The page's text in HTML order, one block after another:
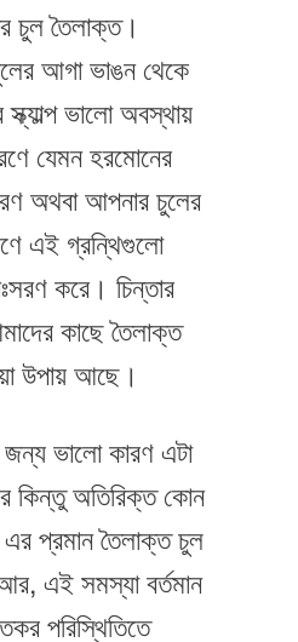
চুল তৈলাক্ত।
আগা ভাঙন থেকে
ভালো অবস্থায়
যেমন হরমোনের
অথবা আপনার চুলের
এই গ্রন্থিগুলো
করে। চিন্তার
কাছে তৈলাক্ত
উপায় আছে।
জন্য ভালো কারণ এটা
কিন্তু অতিরিক্ত কোন
প্রমান তৈলাক্ত চুল
এই সমস্যা বর্তমান
পরিস্থিতিতে